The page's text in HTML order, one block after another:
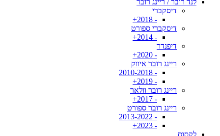
לנד רובר / ריינג רובר
דיסקברי
- 2018+
דיסקברי ספורט
- 2014+
דיפנדר
- 2020+
ריינג רובר איווק
- 2010-2018
- 2019+
ריינג רובר וולאר
- 2017+
ריינג רובר ספורט
- 2013-2022
- 2023+
לקסוס